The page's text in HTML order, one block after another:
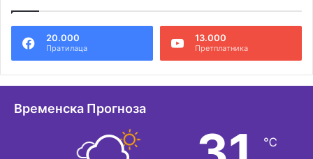
20.000
Пратилаца
13.000
Претплатника
Временска Прогноза
℃